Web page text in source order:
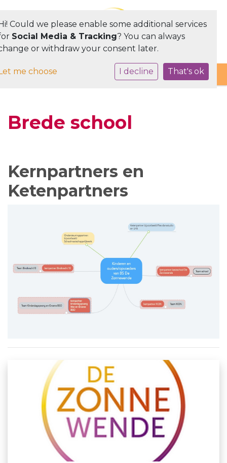
Toggle navigation
Brede school
Kernpartners en
Ketenpartners
Could we please enable some additional services
Social Media & Tracking? You can always
or withdraw your consent later.
me choose I decline That's ok